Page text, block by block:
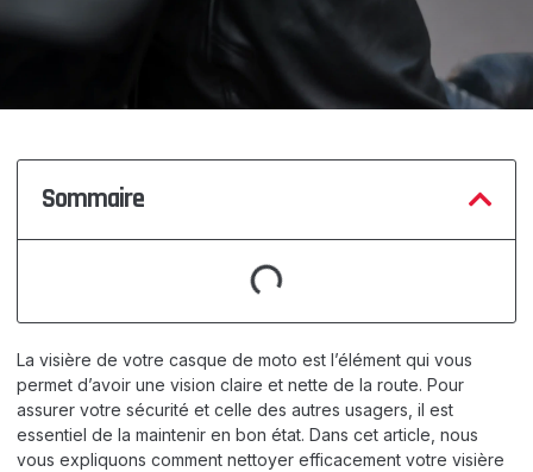
Sommaire
La visière de votre casque de moto est l’élément qui vous
permet d’avoir une vision claire et nette de la route. Pour
assurer votre sécurité et celle des autres usagers, il est
essentiel de la maintenir en bon état. Dans cet article, nous
vous expliquons comment nettoyer efficacement votre visière